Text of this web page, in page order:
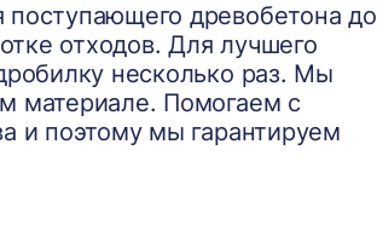
древобетона до
отходов. Для лучшего
несколько раз. Мы
материале. Помогаем с
и поэтому мы гарантируем